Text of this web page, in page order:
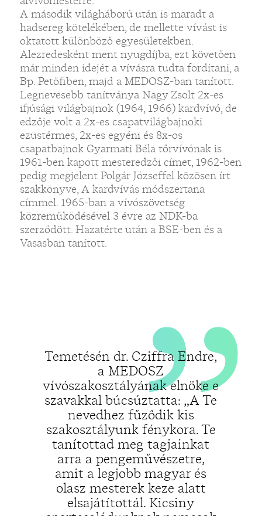
A második világháború után is maradt a
hadsereg kötelékében, de mellette vívást is
oktatott különböző egyesületekben.
Alezredesként ment nyugdíjba, ezt követően
már minden idejét a vívásra tudta fordítani, a
Bp. Petőfiben, majd a MEDOSZ-ban tanított.
Legnevesebb tanítványa Nagy Zsolt 2x-es
ifjúsági világbajnok (1964, 1966) kardvívó, de
edzője volt a 2x-es csapatvilágbajnoki
ezüstérmes, 2x-es egyéni és 8x-os
csapatbajnok Gyarmati Béla tőrvívónak is.
1961-ben kapott mesteredzői címet, 1962-ben
pedig megjelent Polgár Józseffel közösen írt
szakkönyve, A kardvívás módszertana
címmel. 1965-ban a vívószövetség
közreműködésével 3 évre az NDK-ba
szerződött. Hazatérte után a BSE-ben és a
Vasasban tanított.
Temetésén dr. Cziffra Endre,
a MEDOSZ
vívószakosztályának elnöke e
szavakkal búcsúztatta: „A Te
nevedhez fűződik kis
szakosztályunk fénykora. Te
tanítottad meg tagjainkat
arra a pengeművészetre,
amit a legjobb magyar és
olasz mesterek keze alatt
elsajátítottál. Kicsiny
„